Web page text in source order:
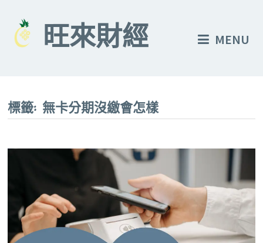
content
旺來財經 MENU
標籤: 無卡分期沒繳會怎樣